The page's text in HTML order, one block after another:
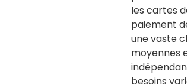
les cartes
paiement
une vaste
moyennes